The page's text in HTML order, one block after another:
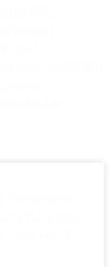
Constanța: